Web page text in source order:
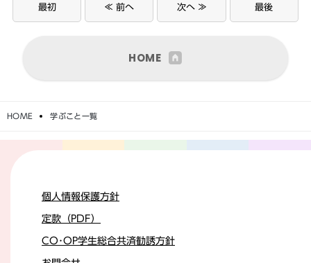
最初 ≪ 前へ 次へ ≫ 最後
HOME
HOME 学ぶこと一覧
個人情報保護方針
定款（PDF）
CO･OP学生総合共済勧誘方針